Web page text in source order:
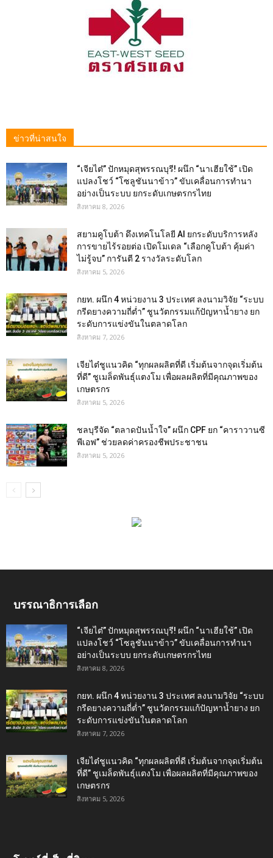
ข่าวที่น่าสนใจ
“เจียไต๋” ปักหมุดสุพรรณบุรี! ผนึก “นาเฮียใช้” เปิด
แปลงโชว์ “โซลูชันนาข้าว” ขับเคลื่อนการทำนา
อย่างเป็นระบบ ยกระดับเกษตรกรไทย
สิงหาคม 8, 2026
สยามคูโบต้า ดึงเทคโนโลยี AI ยกระดับบริการหลัง
การขายไร้รอยต่อ เปิดโมเดล “เลือกคูโบต้า คุ้มค่า
ไม่รู้จบ” การันตี 2 รางวัลระดับโลก
สิงหาคม 5, 2026
กยท. ผนึก 4 หน่วยงาน 3 ประเทศ ลงนามวิจัย “ระบบ
กรีดยางความถี่ต่ำ” ชูนวัตกรรมแก้ปัญหาน้ำยาง ยก
ระดับการแข่งขันในตลาดโลก
สิงหาคม 7, 2026
เจียไต๋ชูแนวคิด “ทุกผลผลิตที่ดี เริ่มต้นจากจุดเริ่มต้น
ที่ดี” ชูเมล็ดพันธุ์แตงโม เพื่อผลผลิตที่มีคุณภาพของ
เกษตรกร
สิงหาคม 5, 2026
ชลบุรีจัด “ตลาดปันน้ำใจ” ผนึก CPF ยก “คาราวานซี
พีเอฟ” ช่วยลดค่าครองชีพประชาชน
สิงหาคม 5, 2026
บรรณาธิการเลือก
“เจียไต๋” ปักหมุดสุพรรณบุรี! ผนึก “นาเฮียใช้” เปิด
แปลงโชว์ “โซลูชันนาข้าว” ขับเคลื่อนการทำนา
อย่างเป็นระบบ ยกระดับเกษตรกรไทย
สิงหาคม 8, 2026
กยท. ผนึก 4 หน่วยงาน 3 ประเทศ ลงนามวิจัย “ระบบ
กรีดยางความถี่ต่ำ” ชูนวัตกรรมแก้ปัญหาน้ำยาง ยก
ระดับการแข่งขันในตลาดโลก
สิงหาคม 7, 2026
เจียไต๋ชูแนวคิด “ทุกผลผลิตที่ดี เริ่มต้นจากจุดเริ่มต้น
ที่ดี” ชูเมล็ดพันธุ์แตงโม เพื่อผลผลิตที่มีคุณภาพของ
เกษตรกร
สิงหาคม 5, 2026